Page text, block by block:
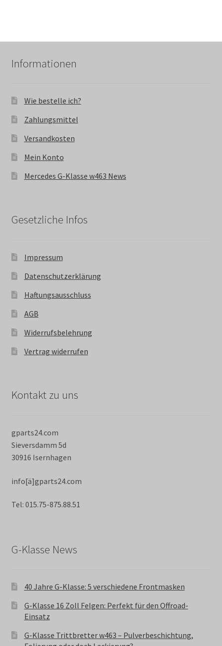
Informationen
Wie bestelle ich?
Zahlungsmittel
Versandkosten
Mein Konto
Mercedes G-Klasse w463 News
Gesetzliche Infos
Impressum
Datenschutzerklärung
Haftungsausschluss
AGB
Widerrufsbelehrung
Vertrag widerrufen
Kontakt zu uns
gparts24.com
Sieversdamm 5d
30916 Isernhagen
info[ä]gparts24.com
Tel: 015.75-875.88.51
G-Klasse News
40 Jahre G-Klasse: 5 verschiedene Frontmasken
G-Klasse 16 Zoll Felgen: Perfekt für den Offroad-
Einsatz
G-Klasse Trittbretter w463 – Pulverbeschichtung,